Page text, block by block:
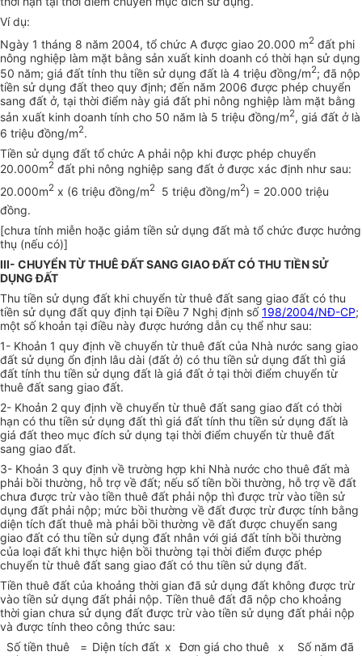
Ví dụ:
Ngày 1 tháng 8 năm 2004, tổ chức A được giao 20.000 m2 đất phi
nông nghiệp làm mặt bằng sản xuất kinh doanh có thời hạn sử dụng
50 năm; giá đất tính thu tiền sử dụng đất là 4 triệu đồng/m2; đã nộp
tiền sử dụng đất theo quy định; đến năm 2006 được phép chuyển
sang đất ở, tại thời điểm này giá đất phi nông nghiệp làm mặt bằng
sản xuất kinh doanh tính cho 50 năm là 5 triệu đồng/m2, giá đất ở là
6 triệu đồng/m2.
Tiền sử dụng đất tổ chức A phải nộp khi được phép chuyển
20.000m2 đất phi nông nghiệp sang đất ở được xác định như sau:
20.000m2 x (6 triệu đồng/m2  5 triệu đồng/m2) = 20.000 triệu
đồng.
[chưa tính miễn hoặc giảm tiền sử dụng đất mà tổ chức được hưởng
thụ (nếu có)]
III- CHUYỂN TỪ THUÊ ĐẤT SANG GIAO ĐẤT CÓ THU TIỀN SỬ
DỤNG ĐẤT
Thu tiền sử dụng đất khi chuyển từ thuê đất sang giao đất có thu
tiền sử dụng đất quy định tại Điều 7 Nghị định số198/2004/NĐ-CP;
một số khoản tại điều này được hướng dẫn cụ thể như sau:
1- Khoản 1 quy định về chuyển từ thuê đất của Nhà nước sang giao
đất sử dụng ổn định lâu dài (đất ở) có thu tiền sử dụng đất thì giá
đất tính thu tiền sử dụng đất là giá đất ở tại thời điểm chuyển từ
thuê đất sang giao đất.
2- Khoản 2 quy định về chuyển từ thuê đất sang giao đất có thời
hạn có thu tiền sử dụng đất thì giá đất tính thu tiền sử dụng đất là
giá đất theo mục đích sử dụng tại thời điểm chuyển từ thuê đất
sang giao đất.
3- Khoản 3 quy định về trường hợp khi Nhà nước cho thuê đất mà
phải bồi thường, hỗ trợ về đất; nếu số tiền bồi thường, hỗ trợ về đất
chưa được trừ vào tiền thuê đất phải nộp thì được trừ vào tiền sử
dụng đất phải nộp; mức bồi thường về đất được trừ được tính bằng
diện tích đất thuê mà phải bồi thường về đất được chuyển sang
giao đất có thu tiền sử dụng đất nhân với giá đất tính bồi thường
của loại đất khi thực hiện bồi thường tại thời điểm được phép
chuyển từ thuê đất sang giao đất có thu tiền sử dụng đất.
Tiền thuê đất của khoảng thời gian đã sử dụng đất không được trừ
vào tiền sử dụng đất phải nộp. Tiền thuê đất đã nộp cho khoảng
thời gian chưa sử dụng đất được trừ vào tiền sử dụng đất phải nộp
và được tính theo công thức sau:
Số tiền thuê
= Diện tích đất x
Đơn giá cho thuê
x
Số năm đã